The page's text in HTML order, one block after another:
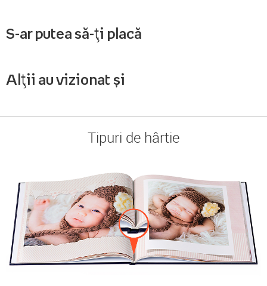
S-ar putea să-ți placă
Alții au vizionat și
Tipuri de hârtie